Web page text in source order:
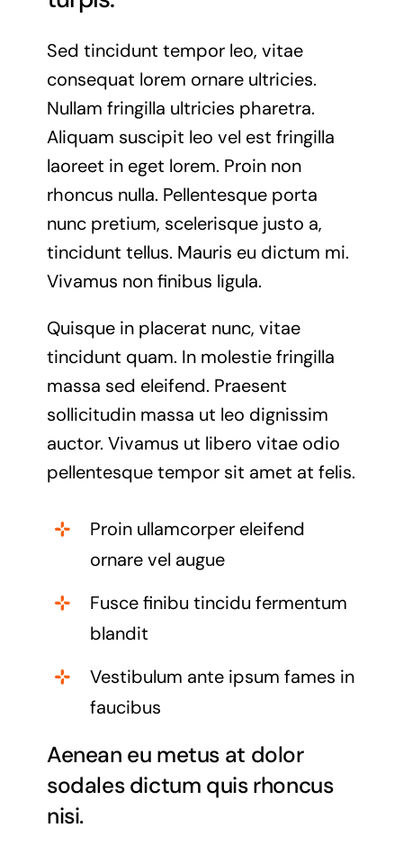
Sed tincidunt tempor leo, vitae
consequat lorem ornare ultricies.
Nullam fringilla ultricies pharetra.
Aliquam suscipit leo vel est fringilla
laoreet in eget lorem. Proin non
rhoncus nulla. Pellentesque porta
nunc pretium, scelerisque justo a,
tincidunt tellus. Mauris eu dictum mi.
Vivamus non finibus ligula.
Quisque in placerat nunc, vitae
tincidunt quam. In molestie fringilla
massa sed eleifend. Praesent
sollicitudin massa ut leo dignissim
auctor. Vivamus ut libero vitae odio
pellentesque tempor sit amet at felis.
Proin ullamcorper eleifend
ornare vel augue
Fusce finibu tincidu fermentum
blandit
Vestibulum ante ipsum fames in
faucibus
Aenean eu metus at dolor
sodales dictum quis rhoncus
nisi.